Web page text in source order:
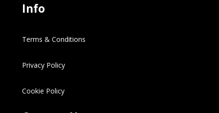
Info
Terms & Conditions
Privacy Policy
Cookie Policy